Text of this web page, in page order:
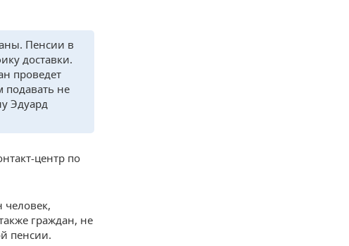
Пенсии в
доставки.
проведет
подавать не
Эдуард
центр по
человек,
граждан, не
пенсии.